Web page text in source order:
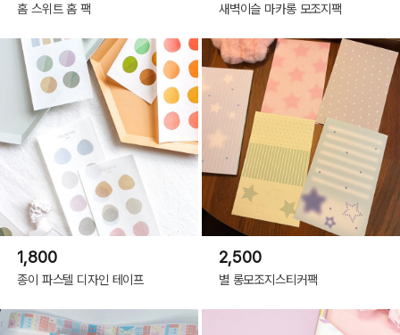
홈 스위트 홈 팩 새벽이슬 마카롱 모조지팩
1,800
종이 파스텔 디자인 테이프
2,500
별 롱모조지스티커팩